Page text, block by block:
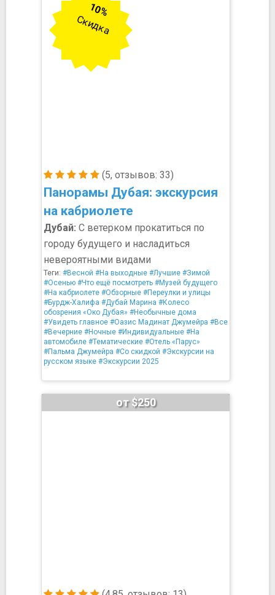
(5, отзывов: 33)
Панорамы Дубая: экскурсия
на кабриолете
10%
Скидка
Дубай: С ветерком прокатиться по
городу будущего и насладиться
невероятными видами
Теги: #Весной #На выходные #Лучшие #Зимой
#Осенью #Что ещё посмотреть #Музей будущего
#На кабриолете #Обзорные #Переулки и улицы
#Бурдж-Халифа #Дубай Марина #Колесо
обозрения «Око Дубая» #Необычные дома
#Увидеть главное #Оазис Мадинат Джумейра #Все
#Вечерние #Ночные #Индивидуальные #На
автомобиле #Тематические #Отель «Парус»
#Пальма Джумейра #Со скидкой #Экскурсии на
русском языке #Экскурсии 2025
от $250